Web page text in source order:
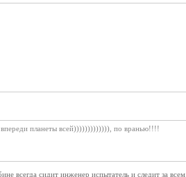
планеты всей))))))))))))), по вранью!!!!
всегда сидит инженер испытатель и следит за всем